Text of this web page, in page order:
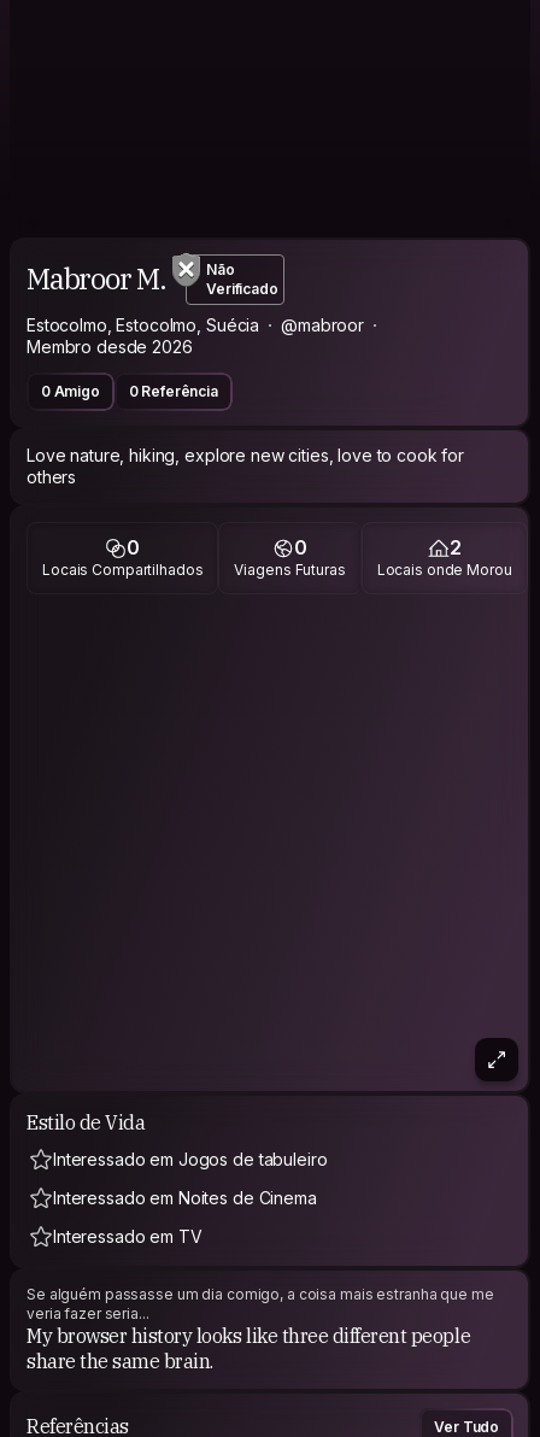
Mabroor M.
Não
Verificado
Estocolmo, Estocolmo, Suécia
@mabroor
Membro desde 2026
0 Amigo 0 Referência
Love nature, hiking, explore new cities, love to cook for
others
0
Locais Compartilhados
0
Viagens Futuras
2
Locais onde Morou
Estilo de Vida
Interessado em Jogos de tabuleiro
Interessado em Noites de Cinema
Interessado em TV
Se alguém passasse um dia comigo, a coisa mais estranha que me
veria fazer seria...
My browser history looks like three different people
share the same brain.
Referências Ver Tudo